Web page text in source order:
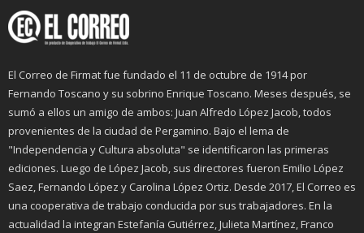
El Correo de Firmat fue fundado el 11 de octubre de 1914 por
Fernando Toscano y su sobrino Enrique Toscano. Meses después, se
sumó a ellos un amigo de ambos: Juan Alfredo López Jacob, todos
provenientes de la ciudad de Pergamino. Bajo el lema de
"Independencia y Cultura absoluta" se identificaron las primeras
ediciones. Luego de López Jacob, sus directores fueron Emilio López
Saez, Fernando López y Carolina López Ortiz. Desde 2017, El Correo es
una cooperativa de trabajo conducida por sus trabajadores. En la
actualidad la integran Estefanía Gutiérrez, Julieta Martínez, Franco